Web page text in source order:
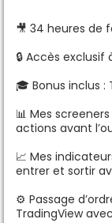
🎥 34 heures de
🔒 Accès
🎓 Bonus inclus :
📊 Mes
actions avant
📈 Mes
entrer et sortir
⚙️ Passage
TradingView